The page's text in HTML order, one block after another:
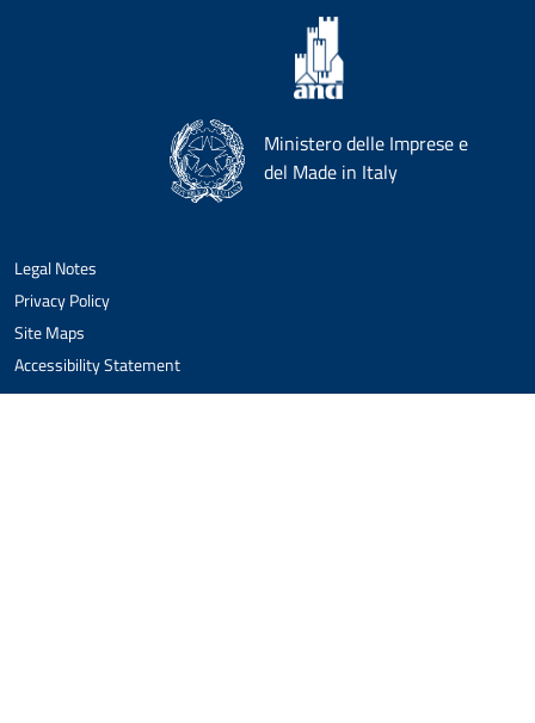
Ministero delle Imprese e
del Made in Italy
Legal Notes
Privacy Policy
Site Maps
Accessibility Statement